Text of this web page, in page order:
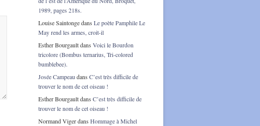
1989, pages 218s.
Louise Saintongedans Le poète Pamphile Le
May rend les armes, croit-il
Esther Bourgaultdans Voici le Bourdon
tricolore (Bombus ternarius, Tri-colored
bumblebee).
Josée Campeau dans C’est très difficile de
trouver le nom de cet oiseau !
Esther Bourgaultdans C’est très difficile de
trouver le nom de cet oiseau !
Normand Vigerdans Hommage à Michel